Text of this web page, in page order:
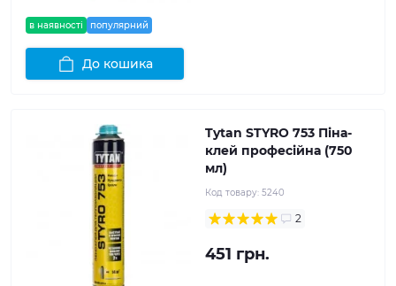
в наявності популярний
До кошика
Tytan STYRO 753 Піна-
клей професійна (750
мл)
Код товару: 5240
2
451 грн.